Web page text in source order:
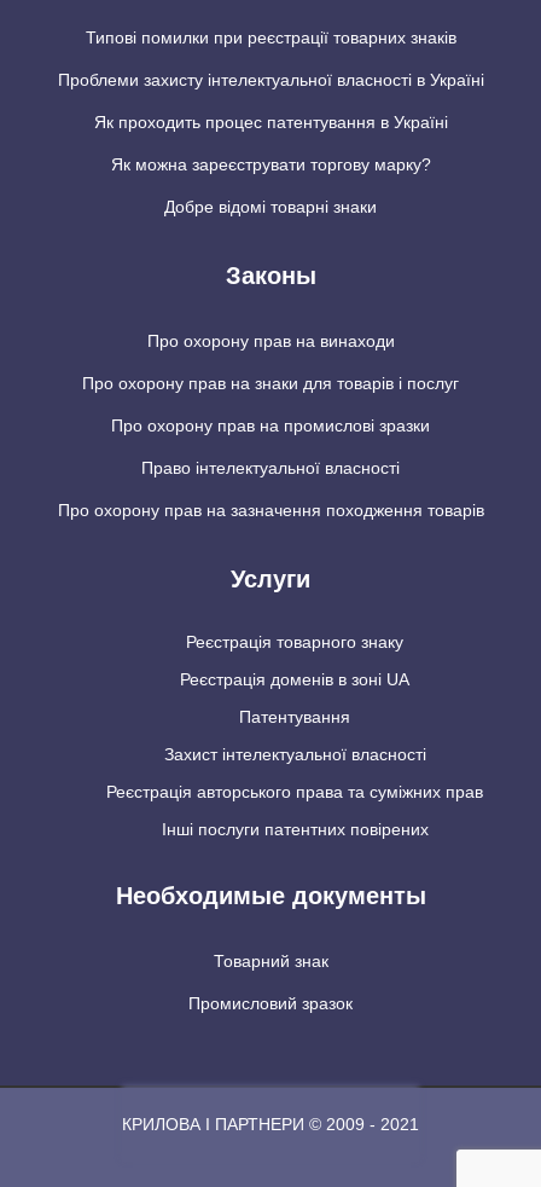
Типові помилки при реєстрації товарних знаків
Проблеми захисту інтелектуальної власності в Україні
Як проходить процес патентування в Україні
Як можна зареєструвати торгову марку?
Добре відомі товарні знаки
Законы
Про охорону прав на винаходи
Про охорону прав на знаки для товарів і послуг
Про охорону прав на промислові зразки
Право інтелектуальної власності
Про охорону прав на зазначення походження товарів
Услуги
Реєстрація товарного знаку
Реєстрація доменів в зоні UA
Патентування
Захист інтелектуальної власності
Реєстрація авторського права та суміжних прав
Інші послуги патентних повірених
Необходимые документы
Товарний знак
Промисловий зразок
КРИЛОВА І ПАРТНЕРИ © 2009 - 2021